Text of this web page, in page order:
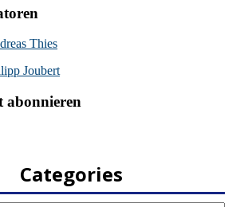
Categories